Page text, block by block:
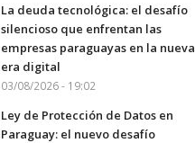
La deuda tecnológica: el desafío
silencioso que enfrentan las
empresas paraguayas en la nueva
era digital
03/08/2026 - 19:02
Ley de Protección de Datos en
Paraguay: el nuevo desafío